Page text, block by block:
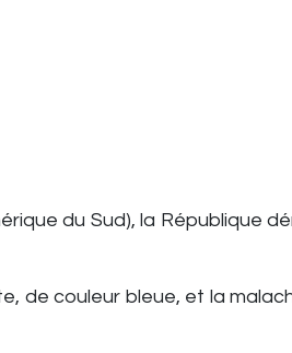
du Sud), la République
de couleur bleue, et la